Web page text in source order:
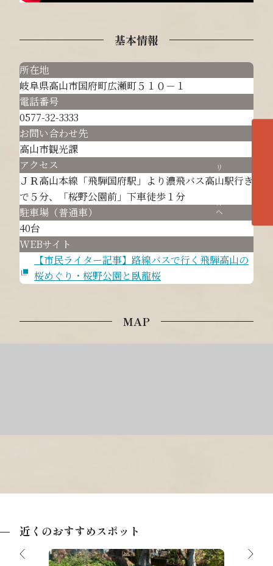
基本情報
所在地
岐阜県高山市国府町広瀬町５１０－１
電話番号
0577-32-3333
お問い合わせ先
高山市観光課
アクセス
ＪＲ高山本線「飛騨国府駅」より濃飛バス高山駅行き
で５分、「桜野公園前」下車徒歩１分
駐車場（普通車）
40台
WEBサイト
【市民ライター記事】路線バスで行く飛騨高山の
桜めぐり・桜野公園と臥龍桜
MAP
近くのおすすめスポット
各エリアの紹介へ